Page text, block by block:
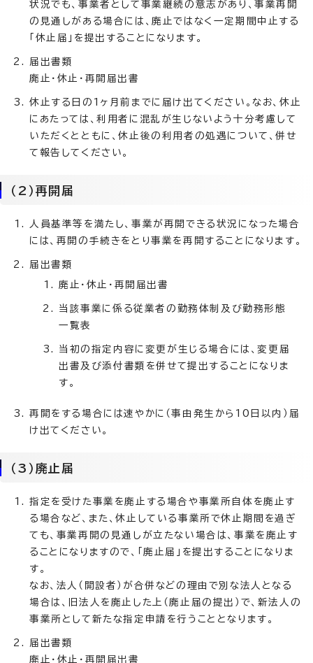
状況でも、事業者として事業継続の意志があり、事業再開
の見通しがある場合には、廃止ではなく一定期間中止する
「休止届」を提出することになります。
届出書類
廃止・休止・再開届出書
休止する日の1ヶ月前までに届け出てください。なお、休止
にあたっては、利用者に混乱が生じないよう十分考慮して
いただくとともに、休止後の利用者の処遇について、併せ
て報告してください。
（2）再開届
人員基準等を満たし、事業が再開できる状況になった場合
には、再開の手続きをとり事業を再開することになります。
届出書類
廃止・休止・再開届出書
当該事業に係る従業者の勤務体制及び勤務形態
一覧表
当初の指定内容に変更が生じる場合には、変更届
出書及び添付書類を併せて提出することになりま
す。
再開をする場合には速やかに（事由発生から10日以内）届
け出てください。
（3）廃止届
指定を受けた事業を廃止する場合や事業所自体を廃止す
る場合など、また、休止している事業所で休止期間を過ぎ
ても、事業再開の見通しが立たない場合は、事業を廃止す
ることになりますので、「廃止届」を提出することになりま
す。
なお、法人（開設者）が合併などの理由で別な法人となる
場合は、旧法人を廃止した上（廃止届の提出）で、新法人の
事業所として新たな指定申請を行うこととなります。
届出書類
廃止・休止・再開届出書